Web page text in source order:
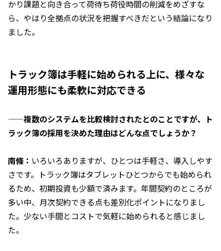
かり課題と向き合って荷待ち荷役時間の削減をめざすな
ら、やはり全拠点の状況を把握すべきだという結論になり
ました。
トラック簿は手軽に始められる上に、様々な
運用形態にも柔軟に対応できる
——複数のシステムを比較検討されたとのことですが、ト
ラック簿の採用を決めた理由はどんな点でしょうか？
南條： いろいろありますが、ひとつは手軽さ、導入しやす
さです。トラック簿はタブレットひとつからでも始められ
るため、初期投資も少額で済みます。年間契約のところが
多い中、月次契約できる点も差別化ポイントになりまし
た。少ない手間とコストで気軽に始められると感じまし
た。